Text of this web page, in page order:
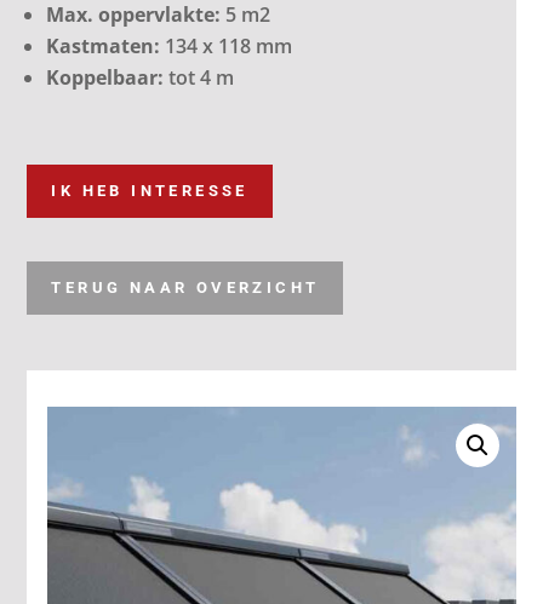
Max. oppervlakte: 5 m2
Kastmaten: 134 x 118 mm
Koppelbaar: tot 4 m
IK HEB INTERESSE
TERUG NAAR OVERZICHT